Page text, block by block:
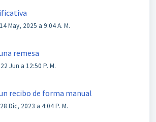
May, 2025 a 9:04 A. M.
remesa
Jun a 12:50 P. M.
recibo de forma manual
Dic, 2023 a 4:04 P. M.